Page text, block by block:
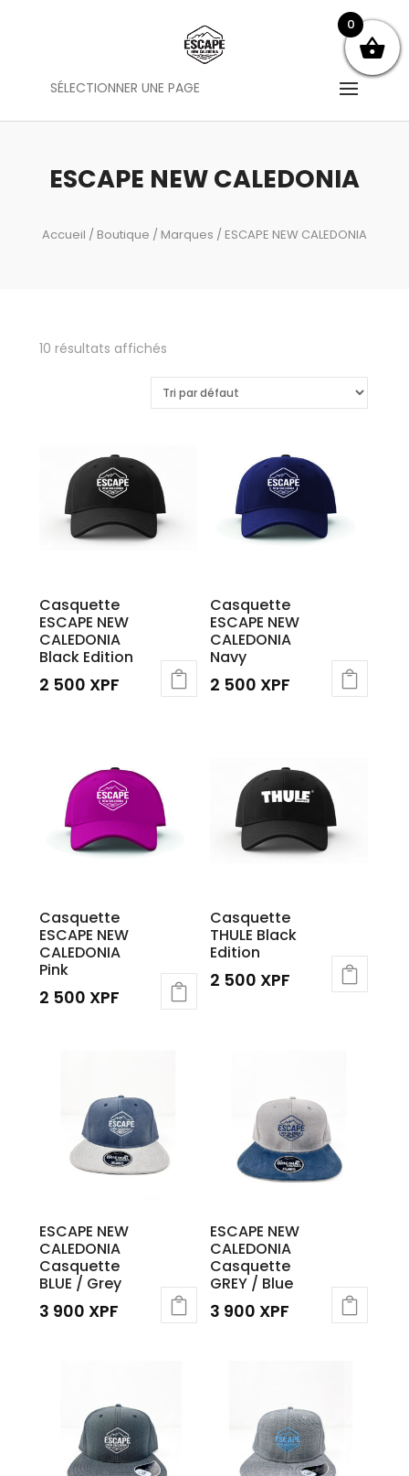
SÉLECTIONNER UNE PAGE
ESCAPE NEW CALEDONIA
Accueil / Boutique / Marques / ESCAPE NEW CALEDONIA
10 résultats affichés
Casquette
ESCAPE NEW
CALEDONIA
Black Edition
2 500 XPF
Casquette
ESCAPE NEW
CALEDONIA
Navy
2 500 XPF
Casquette
ESCAPE NEW
CALEDONIA
Pink
2 500 XPF
Casquette
THULE Black
Edition
2 500 XPF
ESCAPE NEW
CALEDONIA
Casquette
BLUE / Grey
3 900 XPF
ESCAPE NEW
CALEDONIA
Casquette
GREY / Blue
3 900 XPF
0